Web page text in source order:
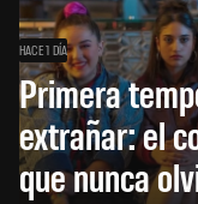
HACE 1 DÍA
Primera
extrañar: el
que nunca